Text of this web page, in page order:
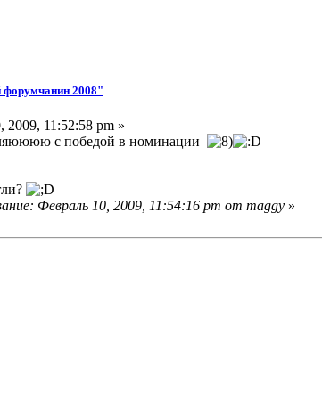
2008"
2009, 11:52:58 pm »
с победой в номинации
Февраль 10, 2009, 11:54:16 pm от maggy »